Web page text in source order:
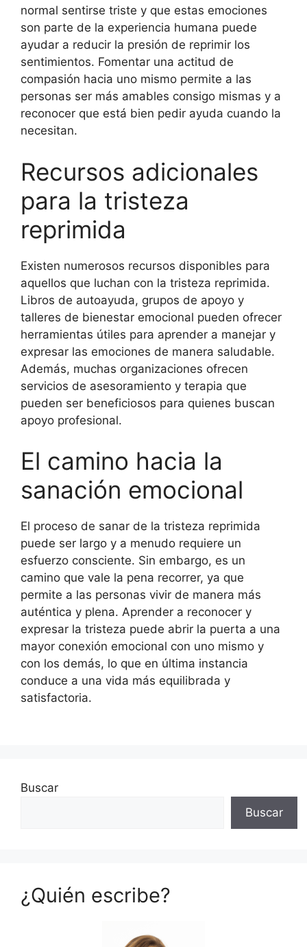
normal sentirse triste y que estas emociones
son parte de la experiencia humana puede
ayudar a reducir la presión de reprimir los
sentimientos. Fomentar una actitud de
compasión hacia uno mismo permite a las
personas ser más amables consigo mismas y a
reconocer que está bien pedir ayuda cuando la
necesitan.
Recursos adicionales
para la tristeza
reprimida
Existen numerosos recursos disponibles para
aquellos que luchan con la tristeza reprimida.
Libros de autoayuda, grupos de apoyo y
talleres de bienestar emocional pueden ofrecer
herramientas útiles para aprender a manejar y
expresar las emociones de manera saludable.
Además, muchas organizaciones ofrecen
servicios de asesoramiento y terapia que
pueden ser beneficiosos para quienes buscan
apoyo profesional.
El camino hacia la
sanación emocional
El proceso de sanar de la tristeza reprimida
puede ser largo y a menudo requiere un
esfuerzo consciente. Sin embargo, es un
camino que vale la pena recorrer, ya que
permite a las personas vivir de manera más
auténtica y plena. Aprender a reconocer y
expresar la tristeza puede abrir la puerta a una
mayor conexión emocional con uno mismo y
con los demás, lo que en última instancia
conduce a una vida más equilibrada y
satisfactoria.
Buscar
Buscar
¿Quién escribe?